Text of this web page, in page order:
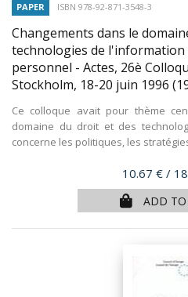
PAPER ISBN 978-92-871-3548-3
Changements dans le
technologies de
personnel - Actes, 26è
Stockholm, 18-20 juin 1996
Ce colloque avait pour thème
domaine du droit et des
concerne les politiques, les
Price
10.67 € /
ADD TO